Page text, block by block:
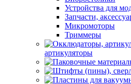
Устройства для
Запчасти,
Микромоторы
Триммеры
артикуляторы